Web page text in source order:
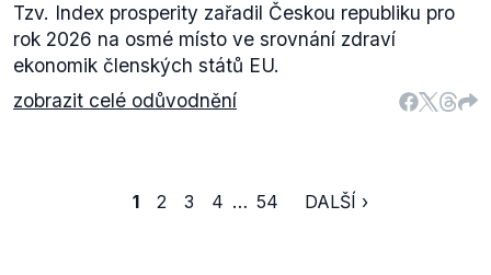
Tzv. Index prosperity zařadil Českou republiku pro
rok 2026 na osmé místo ve srovnání zdraví
ekonomik členských států EU.
zobrazit celé odůvodnění
1 2 3 4 … 54 DALŠÍ ›